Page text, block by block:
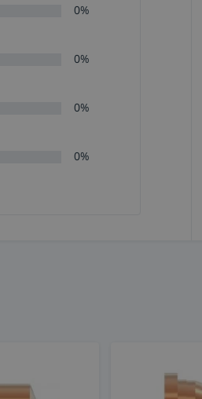
0%
0%
0%
0%